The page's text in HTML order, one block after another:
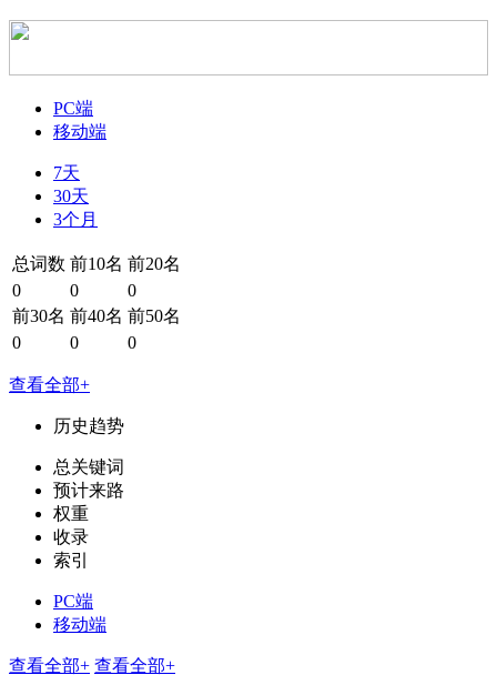
PC端
移动端
7天
30天
3个月
总词数 前10名 前20名
0
0
0
前30名 前40名 前50名
0
0 0
查看全部+
历史趋势
总关键词
预计来路
权重
收录
索引
PC端
移动端
查看全部+ 查看全部+